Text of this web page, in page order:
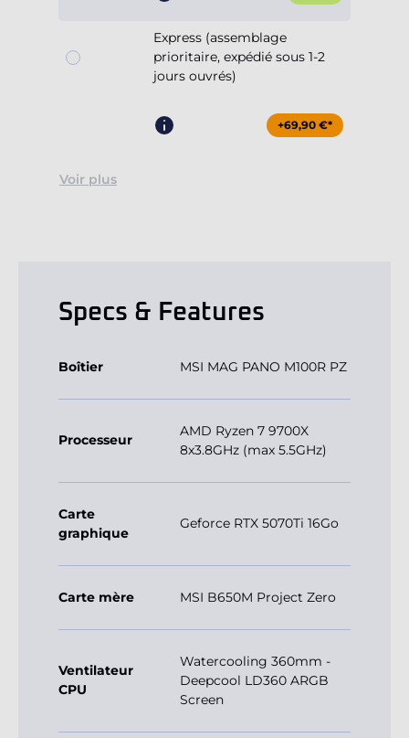
Express (assemblage
prioritaire, expédié sous 1-2
jours ouvrés)
+69,90 €*
Voir plus
Specs & Features
Boîtier MSI MAG PANO M100R PZ
Processeur
AMD Ryzen 7 9700X
8x3.8GHz (max 5.5GHz)
Carte
graphique
Geforce RTX 5070Ti 16Go
Carte mère MSI B650M Project Zero
Ventilateur
CPU
Watercooling 360mm -
Deepcool LD360 ARGB
Screen